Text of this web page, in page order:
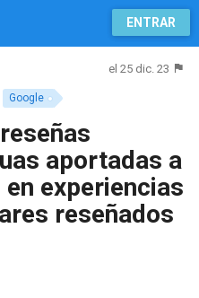
ENTRAR
Google
el 25 dic. 23
aportadas a
experiencias
reseñados